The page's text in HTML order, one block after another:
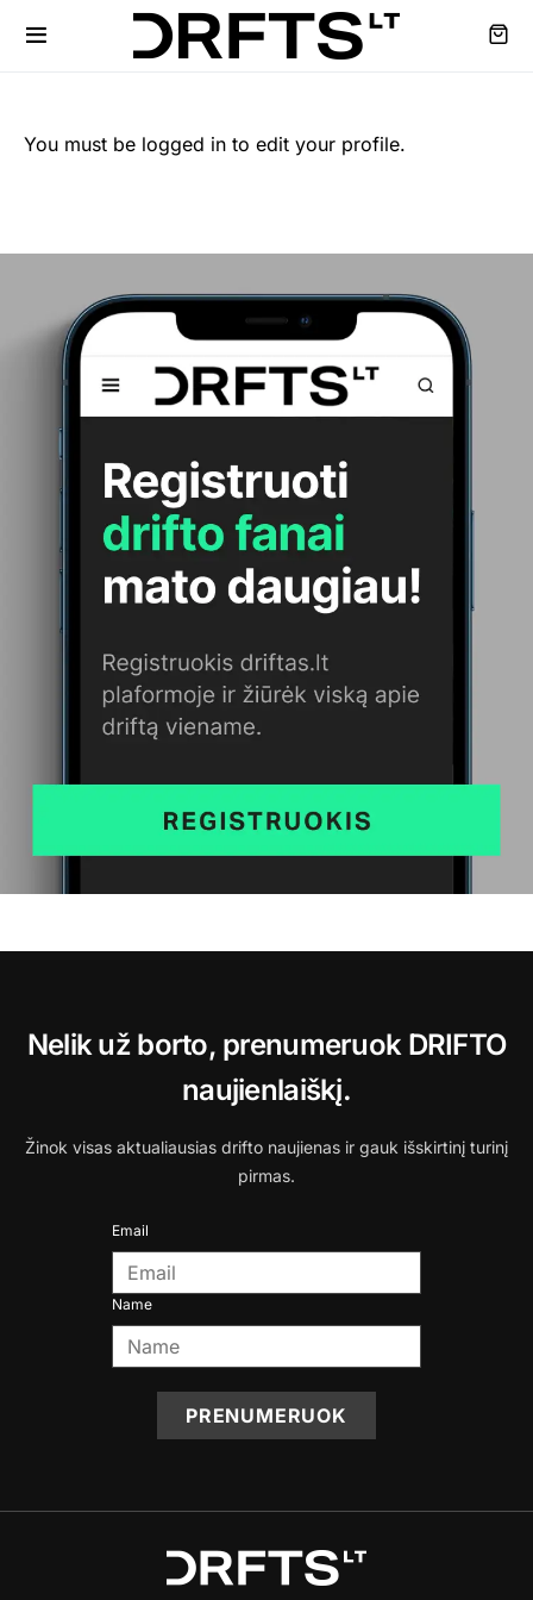
You must be logged in to edit your profile.
Nelik už borto, prenumeruok DRIFTO
naujienlaiškį.
Žinok visas aktualiausias drifto naujienas ir gauk išskirtinį turinį
pirmas.
Email
Name
PRENUMERUOK